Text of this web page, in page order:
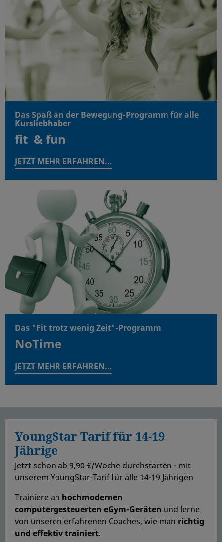
Das Spaß an der Bewegung-Programm für alle
Kursliebhaber
fit & fun
JETZT MEHR ERFAHREN...
Das "Fit trotz wenig Zeit"-Programm
NoTime
JETZT MEHR ERFAHREN...
YoungStar Tarif für 14-19
Jährige
Jetzt schon ab 9,90 €/Woche durchstarten - mit
unserem YoungStar-Tarif für alle 14-19 Jährigen
Trainiere an hochmodernen
computergesteuerten eGym-Geräten und lerne
von unseren erfahrenen Coaches, wie man richtig
und effektiv trainiert.